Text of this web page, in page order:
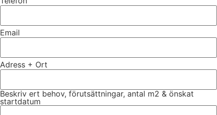
Email
Adress + Ort
Beskriv ert behov, förutsättningar, antal m2 & önskat
startdatum